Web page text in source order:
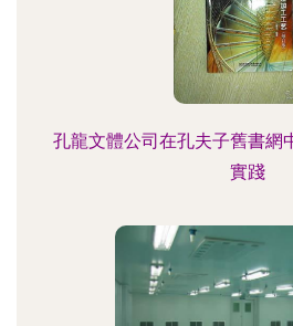
孔龍文體公司在孔夫子舊書網
實踐